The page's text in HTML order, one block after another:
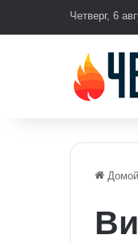
Четверг, 6
Домой